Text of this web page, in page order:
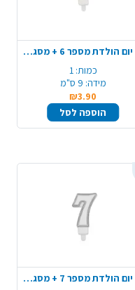
נר יום הולדת מספר 6 + מסגרת - זהב
כמות: 1
מידה: 9 ס"מ
₪3.90
הוספה לסל
נר יום הולדת מספר 7 + מסגרת - כסף